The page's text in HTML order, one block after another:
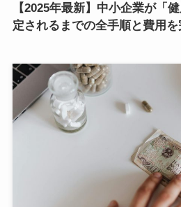
【2025年最新】中小企業が「
定されるまでの全手順と費用